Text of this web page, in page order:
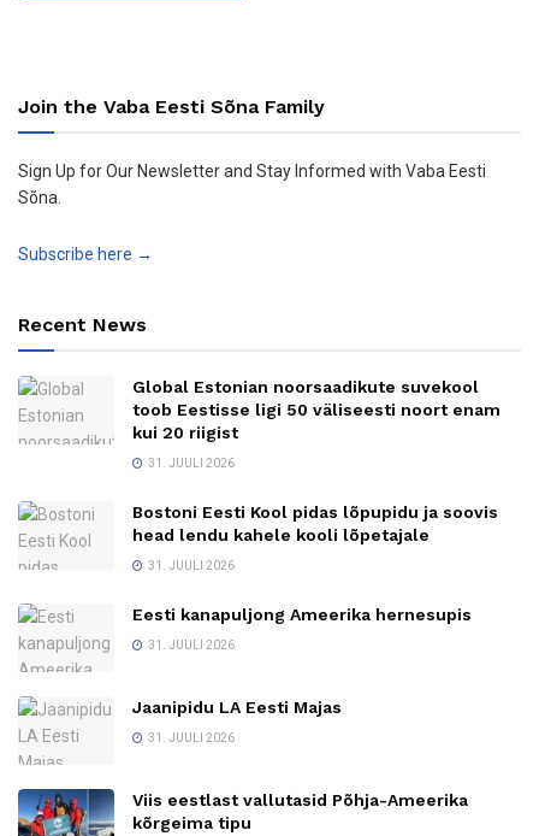
Join the Vaba Eesti Sõna Family
Sign Up for Our Newsletter and Stay Informed with Vaba Eesti
Sõna.
Subscribe here →
Recent News
Global Estonian noorsaadikute suvekool
toob Eestisse ligi 50 väliseesti noort enam
kui 20 riigist
31. JUULI 2026
Bostoni Eesti Kool pidas lõpupidu ja soovis
head lendu kahele kooli lõpetajale
31. JUULI 2026
Eesti kanapuljong Ameerika hernesupis
31. JUULI 2026
Jaanipidu LA Eesti Majas
31. JUULI 2026
Viis eestlast vallutasid Põhja-Ameerika
kõrgeima tipu